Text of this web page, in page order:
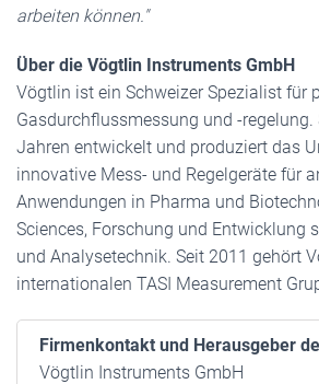
arbeiten können."
Über die Vögtlin Instruments GmbH
Vögtlin ist ein Schweizer Spezialist für
Gasdurchflussmessung und -regelung.
Jahren entwickelt und produziert das
innovative Mess- und Regelgeräte für
Anwendungen in Pharma und
Sciences, Forschung und Entwicklung
und Analysetechnik. Seit 2011 gehört
internationalen TASI Measurement
Firmenkontakt und Herausgeber
Vögtlin Instruments GmbH